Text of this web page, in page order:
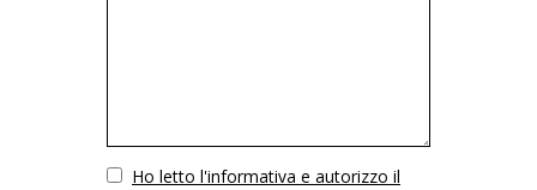
VuotoHo letto l'informativa e autorizzo il